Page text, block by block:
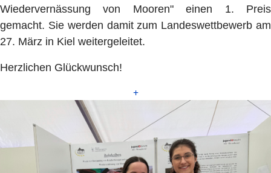
Wiedervernässung von Mooren" einen 1. Preis
gemacht. Sie werden damit zum Landeswettbewerb am
27. März in Kiel weitergeleitet.
Herzlichen Glückwunsch!
+